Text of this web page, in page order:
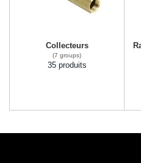
Collecteurs
(7 groups)
35 produits